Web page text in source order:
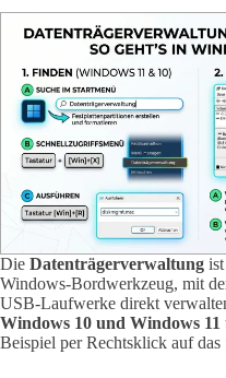
Die Datenträgerverwaltung
Windows-Bordwerkzeug, mit
USB-Laufwerke direkt
Windows 10 und Windows 11
Beispiel per Rechtsklick auf das